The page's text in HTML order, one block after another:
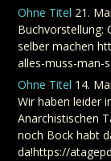
Ohne Titel 21.
Buchvorstellung:
selber machen
alles-muss-man-
Ohne Titel 14.
Wir haben leider
Anarchistischen
noch Bock habt
da!https://